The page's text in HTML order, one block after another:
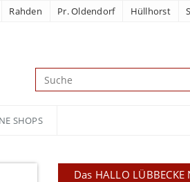
Rahden Pr. Oldendorf Hüllhorst
SHOPS
Das HALLO